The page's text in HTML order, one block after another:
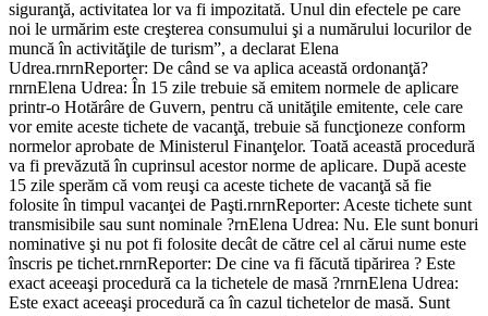
siguranţă, activitatea lor va fi impozitată. Unul din efectele pe care
noi le urmărim este creşterea consumului şi a numărului locurilor de
muncă în activităţile de turism”, a declarat Elena
Udrea.rnrnReporter: De când se va aplica această ordonanţă?
rnrnElena Udrea: În 15 zile trebuie să emitem normele de aplicare
printr-o Hotărâre de Guvern, pentru că unităţile emitente, cele care
vor emite aceste tichete de vacanţă, trebuie să funcţioneze conform
normelor aprobate de Ministerul Finanţelor. Toată această procedură
va fi prevăzută în cuprinsul acestor norme de aplicare. După aceste
15 zile sperăm că vom reuşi ca aceste tichete de vacanţă să fie
folosite în timpul vacanţei de Paşti.rnrnReporter: Aceste tichete sunt
transmisibile sau sunt nominale ?rnElena Udrea: Nu. Ele sunt bonuri
nominative şi nu pot fi folosite decât de către cel al cărui nume este
înscris pe tichet.rnrnReporter: De cine va fi făcută tipărirea ? Este
exact aceeaşi procedură ca la tichetele de masă ?rnrnElena Udrea:
Este exact aceeaşi procedură ca în cazul tichetelor de masă. Sunt